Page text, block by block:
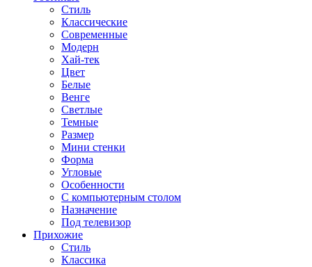
Стиль
Классические
Современные
Модерн
Хай-тек
Цвет
Белые
Венге
Светлые
Темные
Размер
Мини стенки
Форма
Угловые
Особенности
С компьютерным столом
Назначение
Под телевизор
Прихожие
Стиль
Классика